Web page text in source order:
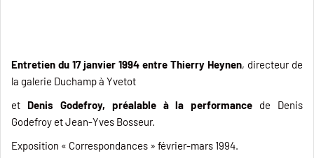
Entretien du 17 janvier 1994 entre Thierry Heynen, directeur de
la galerie Duchamp à Yvetot
et Denis Godefroy, préalable à la performance de Denis
Godefroy et Jean-Yves Bosseur.
Exposition « Correspondances » février-mars 1994.